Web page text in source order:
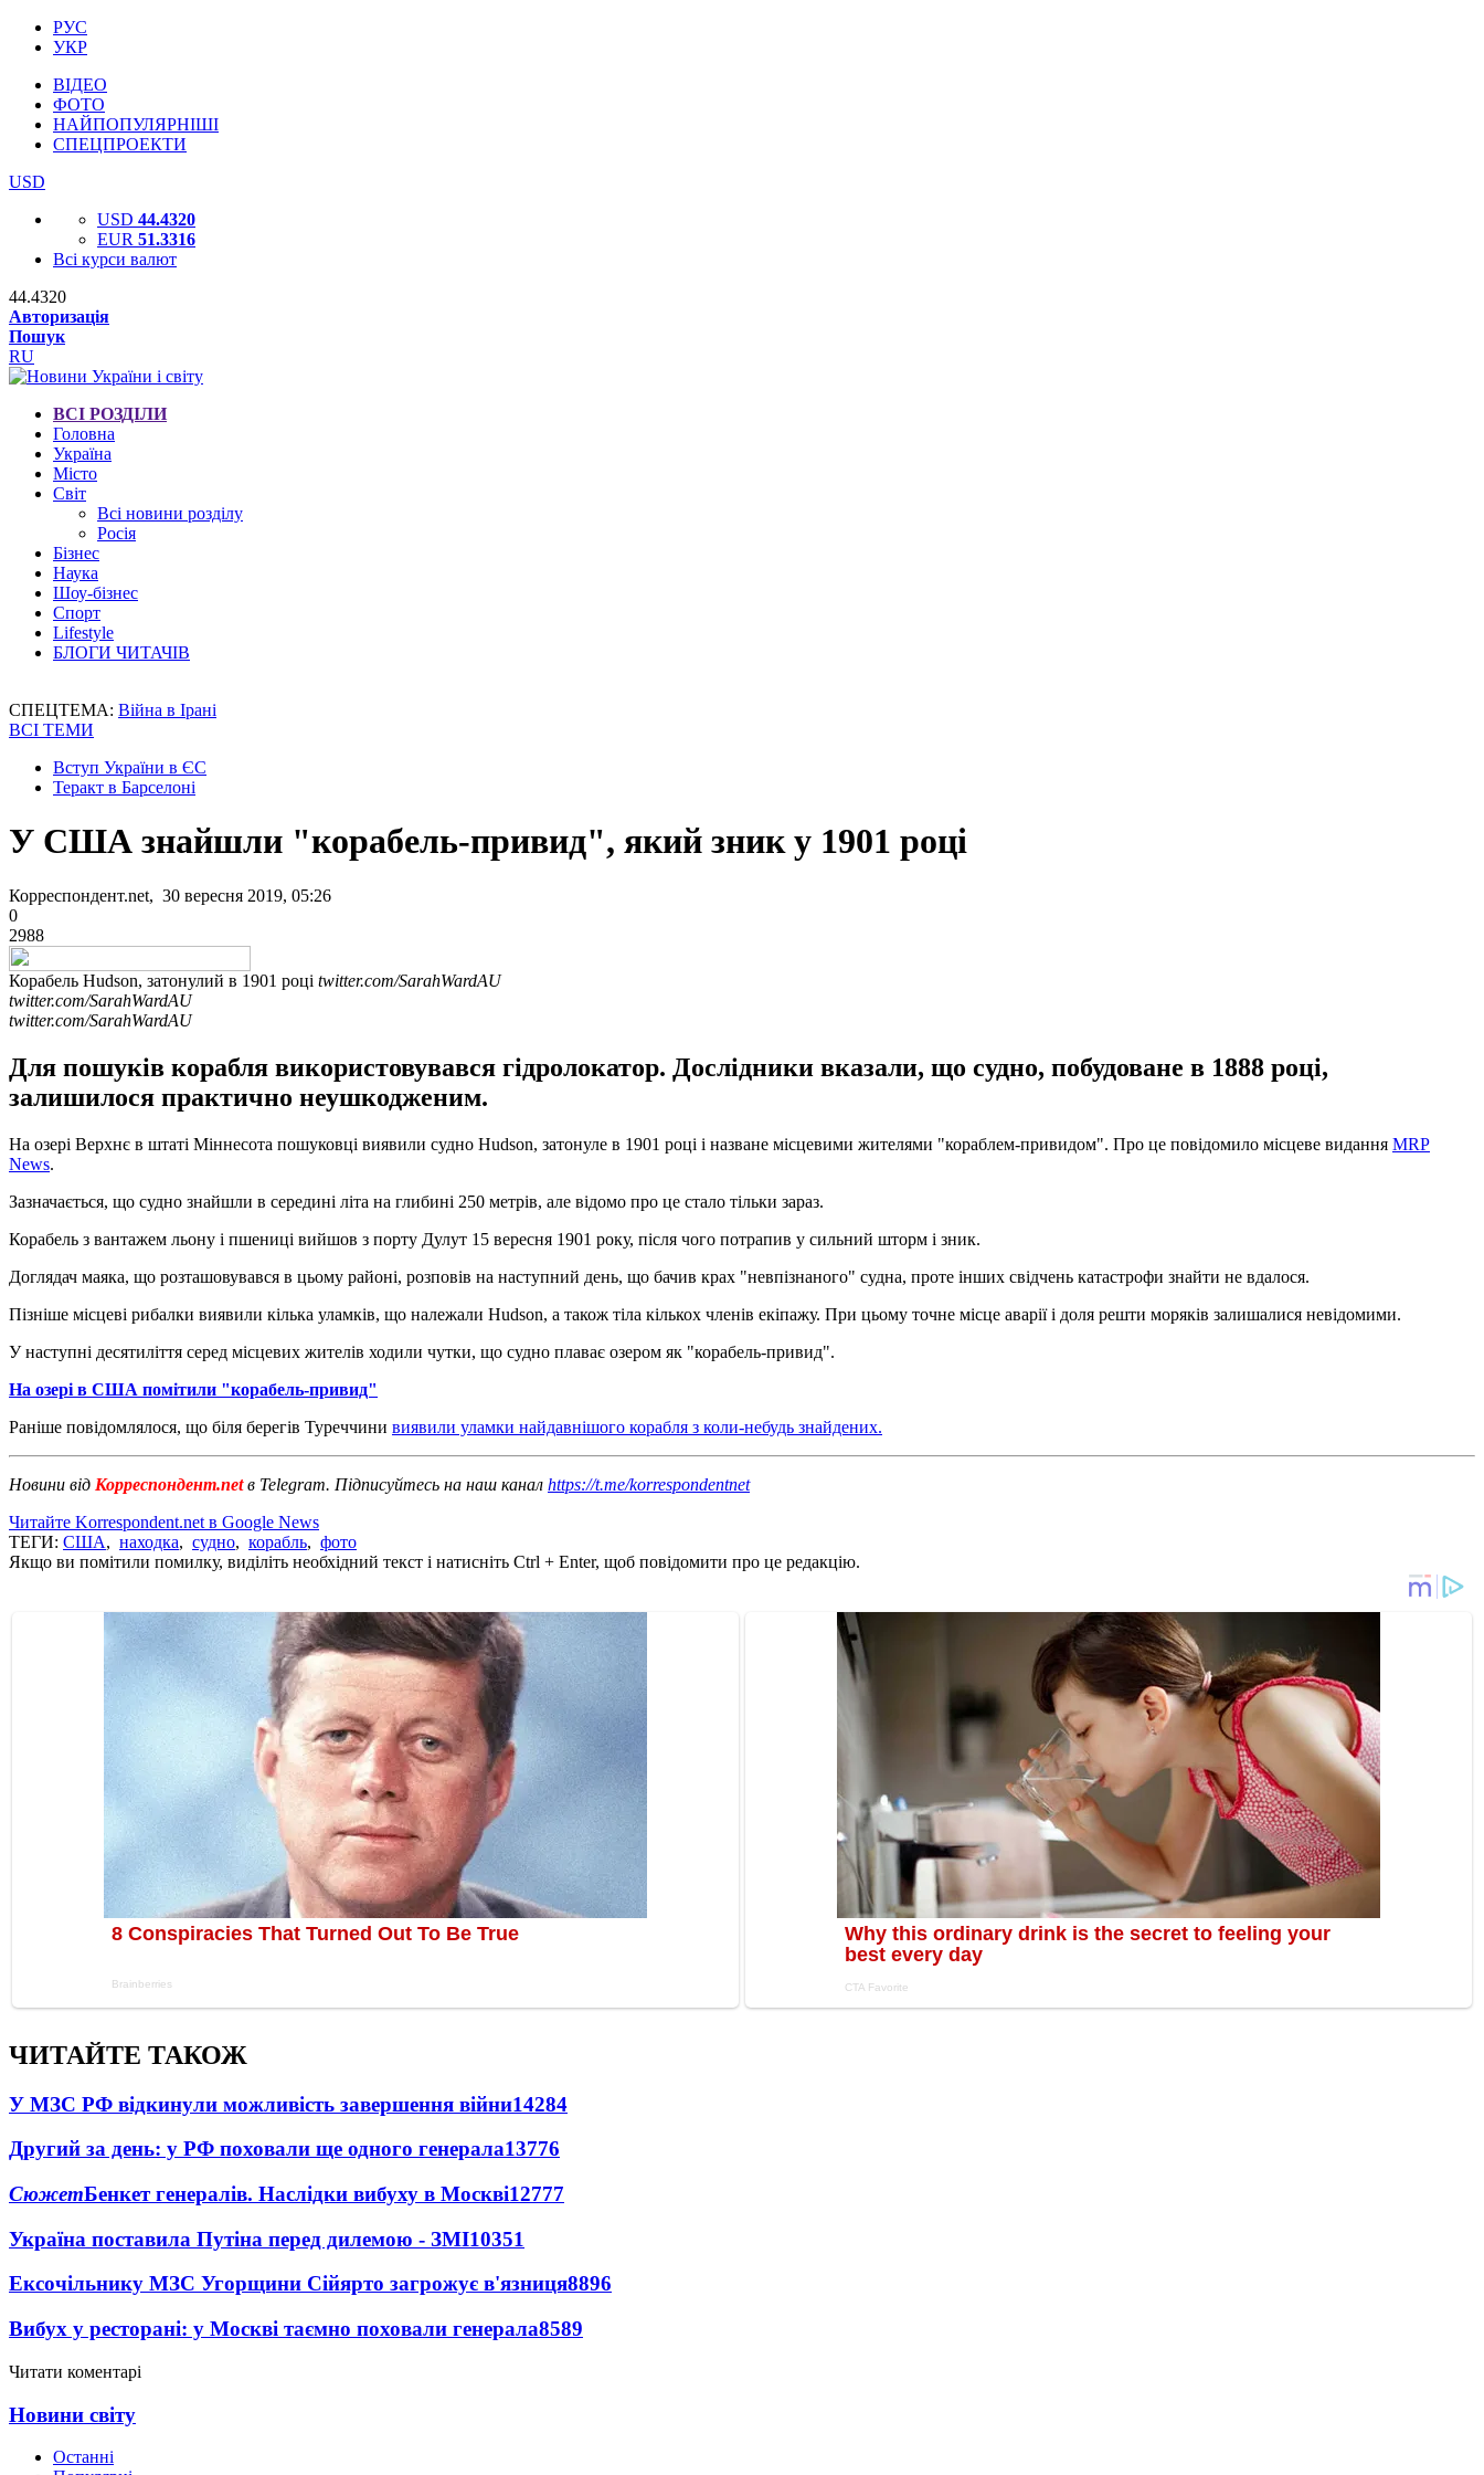
РУС
УКР
ВІДЕО
ФОТО
НАЙПОПУЛЯРНІШІ
СПЕЦПРОЕКТИ
USD
USD 44.4320
EUR 51.3316
Всі курси валют
44.4320
Авторизація
Пошук
RU
ВСІ РОЗДІЛИ
Головна
Україна
Місто
Світ
Всі новини розділу
Росія
Бізнес
Наука
Шоу-бізнес
Спорт
Lifestyle
БЛОГИ ЧИТАЧІВ
СПЕЦТЕМА: Війна в Ірані
ВСІ ТЕМИ
Вступ України в ЄС
Теракт в Барселоні
У США знайшли "корабель-привид", який зник у 1901 році
Корреспондент.net, 30 вересня 2019, 05:26
0
2988
Корабель Hudson, затонулий в 1901 році twitter.com/SarahWardAU
twitter.com/SarahWardAU
twitter.com/SarahWardAU
Для пошуків корабля використовувався гідролокатор. Дослідники вказали, що судно, побудоване в 1888 році,
залишилося практично неушкодженим.
На озері Верхнє в штаті Міннесота пошуковці виявили судно Hudson, затонуле в 1901 році і назване місцевими жителями "кораблем-привидом". Про це повідомило місцеве видання MRP
News.
Зазначається, що судно знайшли в середині літа на глибині 250 метрів, але відомо про це стало тільки зараз.
Корабель з вантажем льону і пшениці вийшов з порту Дулут 15 вересня 1901 року, після чого потрапив у сильний шторм і зник.
Доглядач маяка, що розташовувався в цьому районі, розповів на наступний день, що бачив крах "невпізнаного" судна, проте інших свідчень катастрофи знайти не вдалося.
Пізніше місцеві рибалки виявили кілька уламків, що належали Hudson, а також тіла кількох членів екіпажу. При цьому точне місце аварії і доля решти моряків залишалися невідомими.
У наступні десятиліття серед місцевих жителів ходили чутки, що судно плаває озером як "корабель-привид".
На озері в США помітили "корабель-привид"
Раніше повідомлялося, що біля берегів Туреччини виявили уламки найдавнішого корабля з коли-небудь знайдених.
Новини від Корреспондент.netв Telegram. Підписуйтесь на наш канал https://t.me/korrespondentnet
Читайте Korrespondent.net в Google News
ТЕГИ: США, находка, судно, корабль, фото
Якщо ви помітили помилку, виділіть необхідний текст і натисніть Ctrl + Enter, щоб повідомити про це редакцію.
ЧИТАЙТЕ ТАКОЖ
У МЗС РФ відкинули можливість завершення війни14284
Другий за день: у РФ поховали ще одного генерала13776
СюжетБенкет генералів. Наслідки вибуху в Москві12777
Україна поставила Путіна перед дилемою - ЗМІ10351
Ексочільнику МЗС Угорщини Сійярто загрожує в'язниця8896
Вибух у ресторані: у Москві таємно поховали генерала8589
Читати коментарі
Новини світу
Останні